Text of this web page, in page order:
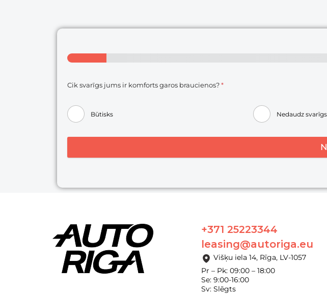
Cik svarīgs jums ir komforts garos braucienos?*
Būtisks Nedaudz svarīgs
+371 25223344
leasing@autoriga.eu
Višķu iela 14, Rīga, LV-1057
Pr – Pk: 09:00 – 18:00
Se: 9:00-16:00
Sv: Slēgts